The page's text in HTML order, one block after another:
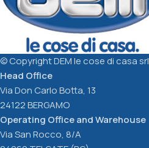
© Copyright DEM le cose di casa srl
Head Office
Via Don Carlo Botta, 13
24122 BERGAMO
Operating Office and Warehouse
Via San Rocco, 8/A